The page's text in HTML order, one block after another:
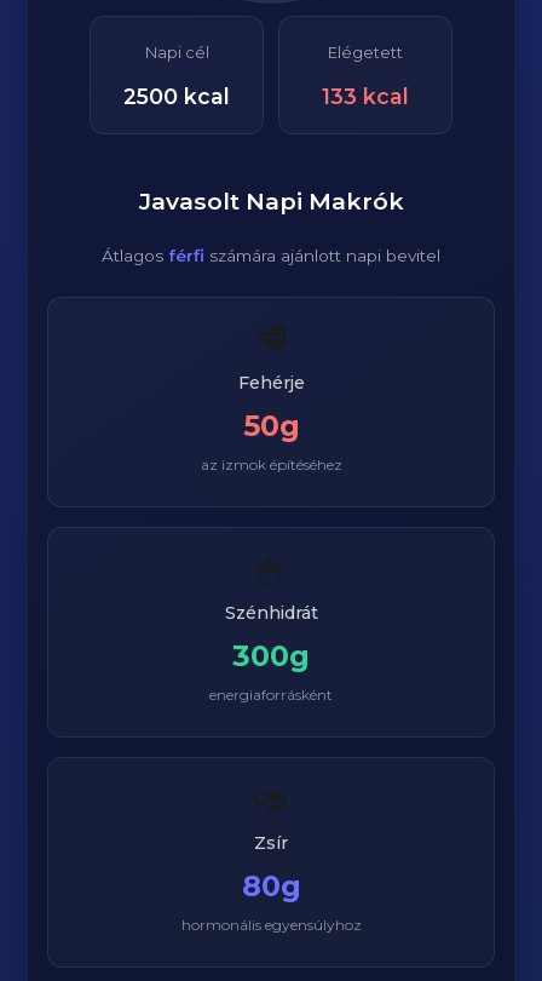
Napi cél
2500 kcal
Elégetett
133 kcal
Javasolt Napi Makrók
Átlagos férfi számára ajánlott napi bevitel
🥩
Fehérje
50g
az izmok építéséhez
🍚
Szénhidrát
300g
energiaforrásként
🥑
Zsír
80g
hormonális egyensúlyhoz